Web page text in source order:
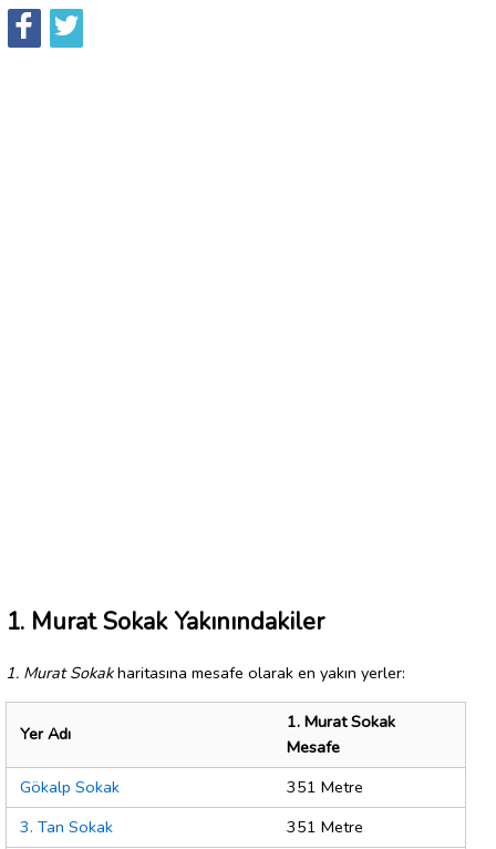
1. Murat Sokak Yakınındakiler
1. Murat Sokakharitasına mesafe olarak en yakın yerler:
Yer Adı
1. Murat Sokak
Mesafe
Gökalp Sokak
351 Metre
3. Tan Sokak
351 Metre